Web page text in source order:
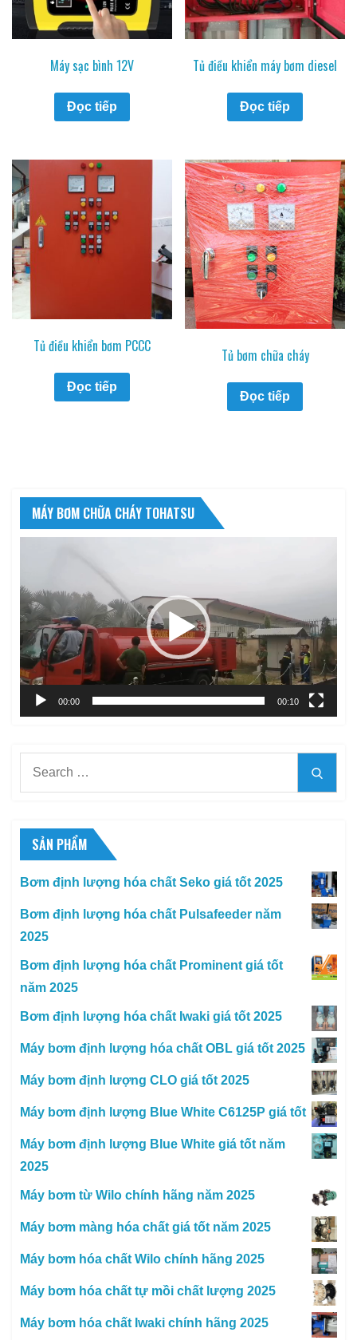
Máy sạc bình 12V
Đọc tiếp
Tủ điều khiển máy bơm diesel
Đọc tiếp
Tủ điều khiển bơm PCCC
Đọc tiếp
Tủ bơm chữa cháy
Đọc tiếp
MÁY BƠM CHỮA CHÁY TOHATSU
Video
00:00 00:10
SẢN PHẨM
Bơm định lượng hóa chất Seko giá tốt 2025
Bơm định lượng hóa chất Pulsafeeder năm
2025
Bơm định lượng hóa chất Prominent giá tốt
năm 2025
Bơm định lượng hóa chất Iwaki giá tốt 2025
Máy bơm định lượng hóa chất OBL giá tốt 2025
Máy bơm định lượng CLO giá tốt 2025
Máy bơm định lượng Blue White C6125P giá tốt
Máy bơm định lượng Blue White giá tốt năm
2025
Máy bơm từ Wilo chính hãng năm 2025
Máy bơm màng hóa chất giá tốt năm 2025
Máy bơm hóa chất Wilo chính hãng 2025
Máy bơm hóa chất tự mồi chất lượng 2025
Máy bơm hóa chất Iwaki chính hãng 2025